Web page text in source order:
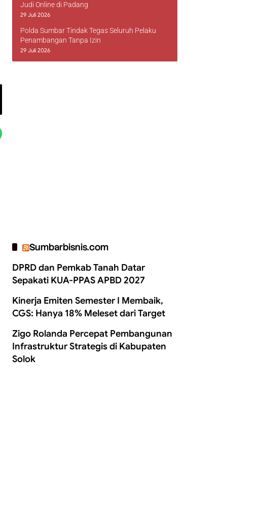
Judi Online di Padang
29 Juli 2026
Polda Sumbar Tindak Tegas Seluruh Pelaku
Penambangan Tanpa Izin
29 Juli 2026
Sumbarbisnis.com
DPRD dan Pemkab Tanah Datar
Sepakati KUA-PPAS APBD 2027
Kinerja Emiten Semester I Membaik,
CGS: Hanya 18% Meleset dari Target
Zigo Rolanda Percepat Pembangunan
Infrastruktur Strategis di Kabupaten
Solok